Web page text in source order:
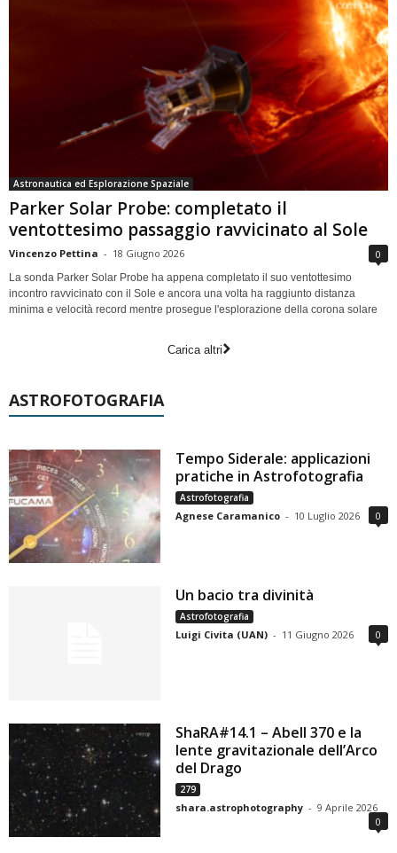
Astronautica ed Esplorazione Spaziale
Parker Solar Probe: completato il
ventottesimo passaggio ravvicinato al Sole
Vincenzo Pettina - 18 Giugno 2026 0
La sonda Parker Solar Probe ha appena completato il suo ventottesimo
incontro ravvicinato con il Sole e ancora una volta ha raggiunto distanza
minima e velocità record mentre prosegue l'esplorazione della corona solare
Carica altri
ASTROFOTOGRAFIA
Tempo Siderale: applicazioni
pratiche in Astrofotografia
Astrofotografia
Agnese Caramanico - 10 Luglio 2026 0
Un bacio tra divinità
Astrofotografia
Luigi Civita (UAN) - 11 Giugno 2026 0
ShaRA#14.1 – Abell 370 e la
lente gravitazionale dell’Arco
del Drago
279
shara.astrophotography - 9 Aprile 2026
0